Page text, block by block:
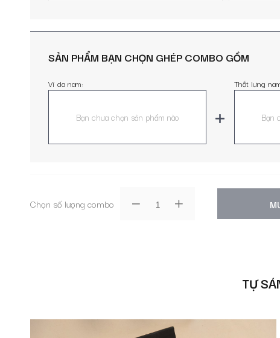
SẢN PHẨM BẠN CHỌN GHÉP COMBO GỒM
Ví da nam:
Bạn chưa chọn sản phẩm nào
Thắt lưng
Bạn
Chọn số lượng combo
TỰ